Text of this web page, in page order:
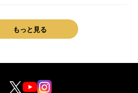
もっと見る